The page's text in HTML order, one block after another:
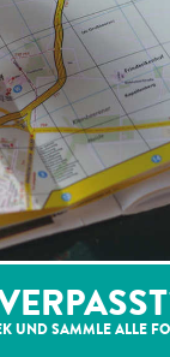
UND SAMMLE ALLE